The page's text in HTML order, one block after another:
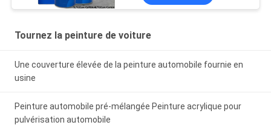
Tournez la peinture de voiture
Une couverture élevée de la peinture automobile fournie en
usine
Peinture automobile pré-mélangée Peinture acrylique pour
pulvérisation automobile